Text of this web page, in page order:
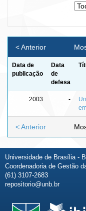
< Anterior
Data de
publicação
Data
de
defesa
2003 -
< Anterior
Universidade de Brasília -
Coordenadoria de Gestão
(61) 3107-2683
repositorio@unb.br